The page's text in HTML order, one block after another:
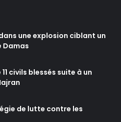
une explosion ciblant un
Damas
civils blessés suite à un
de lutte contre les